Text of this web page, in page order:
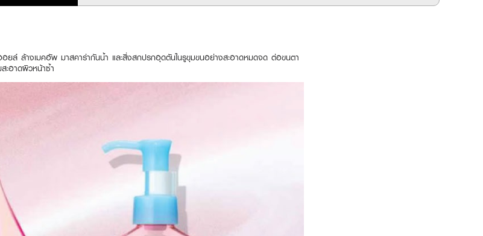
ยล์ ล้างเมคอัพ มาสคาร่ากันน้ำ และสิ่งสกปรกอุดตันในรูขุมขนอย่างสะอาดหมดจด ต่อขนตา
ะอาดผิวหน้าซ้ำ